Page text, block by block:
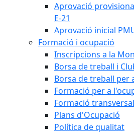
Aprovació
E-21
Aprovació inicial
Formació i ocupació
Inscripcions a la
Borsa de treball i
Borsa de treball per
Formació per a
Formació transversal
Plans d'Ocupació
Política de qualitat